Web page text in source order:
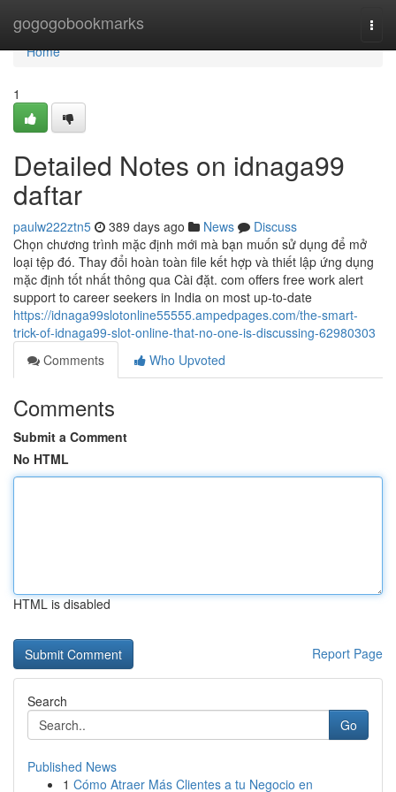
gogogobookmarks
Home
Home
1
Detailed Notes on idnaga99
daftar
paulw222ztn5 389 days ago News
Discuss
Chọn chương trình mặc định mới mà bạn muốn sử dụng để mở
loại tệp đó. Thay đổi hoàn toàn file kết hợp và thiết lập ứng dụng
mặc định tốt nhất thông qua Cài đặt. com offers free work alert
support to career seekers in India on most up-to-date
https://idnaga99slotonline55555.ampedpages.com/the-smart-
trick-of-idnaga99-slot-online-that-no-one-is-discussing-62980303
Comments
Who Upvoted
Comments
Submit a Comment
No HTML
HTML is disabled
Report Page
Search
Go
Published News
1 Cómo Atraer Más Clientes a tu Negocio en